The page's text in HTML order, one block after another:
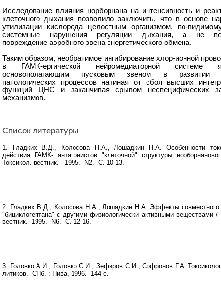
Исследование влияния норборнана на интенсивность и
клеточного дыхания позволило заключить, что в основе
утилизации кислорода целостным организмом, по-
системные нарушения регуляции дыхания, а не
повреждение аэробного звена энергетического обмена.
Таким образом, необратимое ингибирование хлор-ионной
в ГАМК-ергической нейромедиаторной системе
основополагающим пусковым звеном в развитии
патологических процессов начиная от сбоя высших
функций ЦНС и заканчивая срывом неспецифических
механизмов.
Список литературы
1. Гладких В.Д., Колосова Н.А., Лошадкин Н.А. Особенности
действия ГАМК- антагонистов "клеточной" структуры
Токсикол. вестник. - 1995. -N2. -C. 10-13.
2. Гладких В.Д., Колосова Н.А., Лошадкин Н.А. Эффекты совместного
"бициклогептана" с другими физиологически активными веществами /
вестник. -1995. -N6. -С. 12-16.
3. Головко А.И., Головко С.И., Зефиров С.И., Софронов Г.А.
литиков. -СПб. : Нива, 1996. -144 с.